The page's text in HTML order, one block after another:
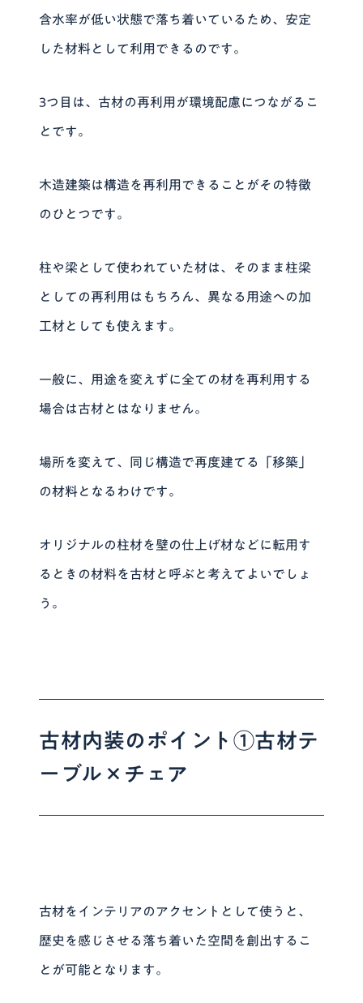
含水率が低い状態で落ち着いているため、安定
した材料として利用できるのです。
3つ目は、古材の再利用が環境配慮につながるこ
とです。
木造建築は構造を再利用できることがその特徴
のひとつです。
柱や梁として使われていた材は、そのまま柱梁
としての再利用はもちろん、異なる用途への加
工材としても使えます。
一般に、用途を変えずに全ての材を再利用する
場合は古材とはなりません。
場所を変えて、同じ構造で再度建てる「移築」
の材料となるわけです。
オリジナルの柱材を壁の仕上げ材などに転用す
るときの材料を古材と呼ぶと考えてよいでしょ
う。
古材内装のポイント①古材テ
ーブル×チェア
古材をインテリアのアクセントとして使うと、
歴史を感じさせる落ち着いた空間を創出するこ
とが可能となります。